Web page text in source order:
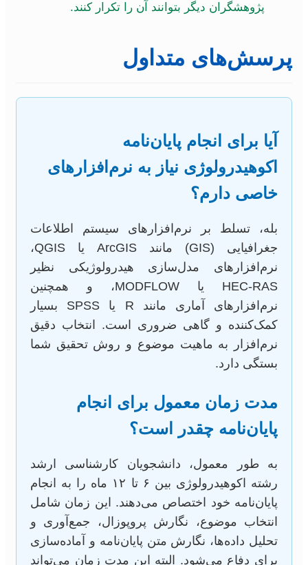
پژوهشگران دیگر بتوانند آن را تکرار کنند.
پرسش‌های متداول
آیا برای انجام پایان‌نامه
اکوهیدرولوژی نیاز به نرم‌افزارهای
خاصی دارم؟
بله، تسلط بر نرم‌افزارهای سیستم اطلاعات
جغرافیایی (GIS) مانند ArcGIS یا QGIS،
نرم‌افزارهای مدل‌سازی هیدرولوژیکی نظیر
HEC-RAS یا MODFLOW، و همچنین
نرم‌افزارهای آماری مانند R یا SPSS بسیار
کمک‌کننده و گاهی ضروری است. انتخاب دقیق
نرم‌افزار به ماهیت موضوع و روش تحقیق شما
بستگی دارد.
مدت زمان معمول برای انجام
پایان‌نامه چقدر است؟
به طور معمول، دانشجویان کارشناسی ارشد
رشته اکوهیدرولوژی بین ۶ تا ۱۲ ماه را به انجام
پایان‌نامه خود اختصاص می‌دهند. این زمان شامل
انتخاب موضوع، نگارش پروپوزال، جمع‌آوری و
تحلیل داده‌ها، نگارش متن پایان‌نامه و آماده‌سازی
برای دفاع می‌شود. البته این مدت زمان می‌تواند